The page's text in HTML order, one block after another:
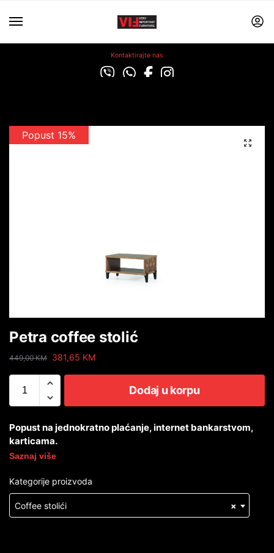
Kontaktirajte nas
Popust 15%
Petra coffee stolić
449,00KM 381,65 KM
Dodaj u korpu
Popust na jednokratno plaćanje, internet bankarstvom,
karticama.
Saznaj više
Kategorije proizvoda
×
Coffee stolići